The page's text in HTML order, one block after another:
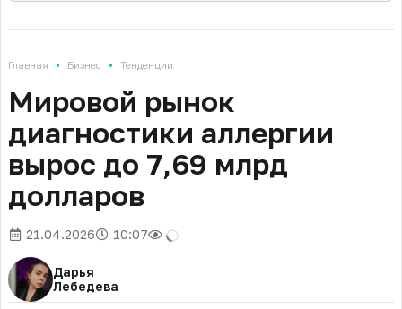
Главная • Бизнес • Тенденции
Мировой рынок
диагностики аллергии
вырос до 7,69 млрд
долларов
21.04.2026 10:07
Дарья
Лебедева